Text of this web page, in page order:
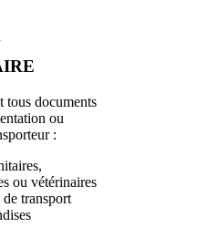
documents
ou
:
ou vétérinaires
transport